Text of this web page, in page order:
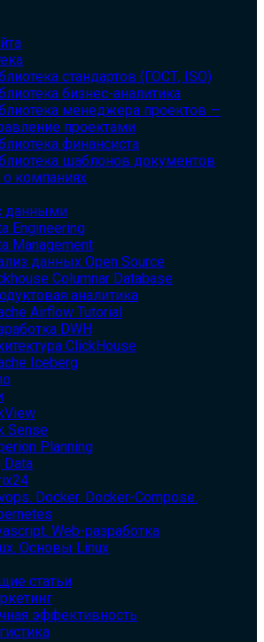
cтандартов (ГОСТ, ISO)
бизнес-аналитика
менеджера проектов —
проектами
финансиста
шаблонов документов
компаниях
данными
Engineering
Management
данных Open Source
Columnar Database
аналитика
Airflow Tutorial
DWH
ClickHouse
Iceberg
Sense
Planning
Data
Docker. Docker-Compose.
Web-разработка
Основы Linux
статьи
эффективность